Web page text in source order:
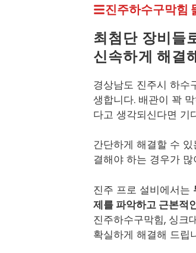
진주하수구막힘
최첨단 장비들
신속하게 해결
경상남도 진주시 하수
생합니다. 배관이 꽉
다고 생각되신다면 기
간단하게 해결할 수 있
결해야 하는 경우가
진주 프로 설비에서는
제를 파악하고 근본적
진주하수구막힘, 싱크
확실하게 해결해 드립